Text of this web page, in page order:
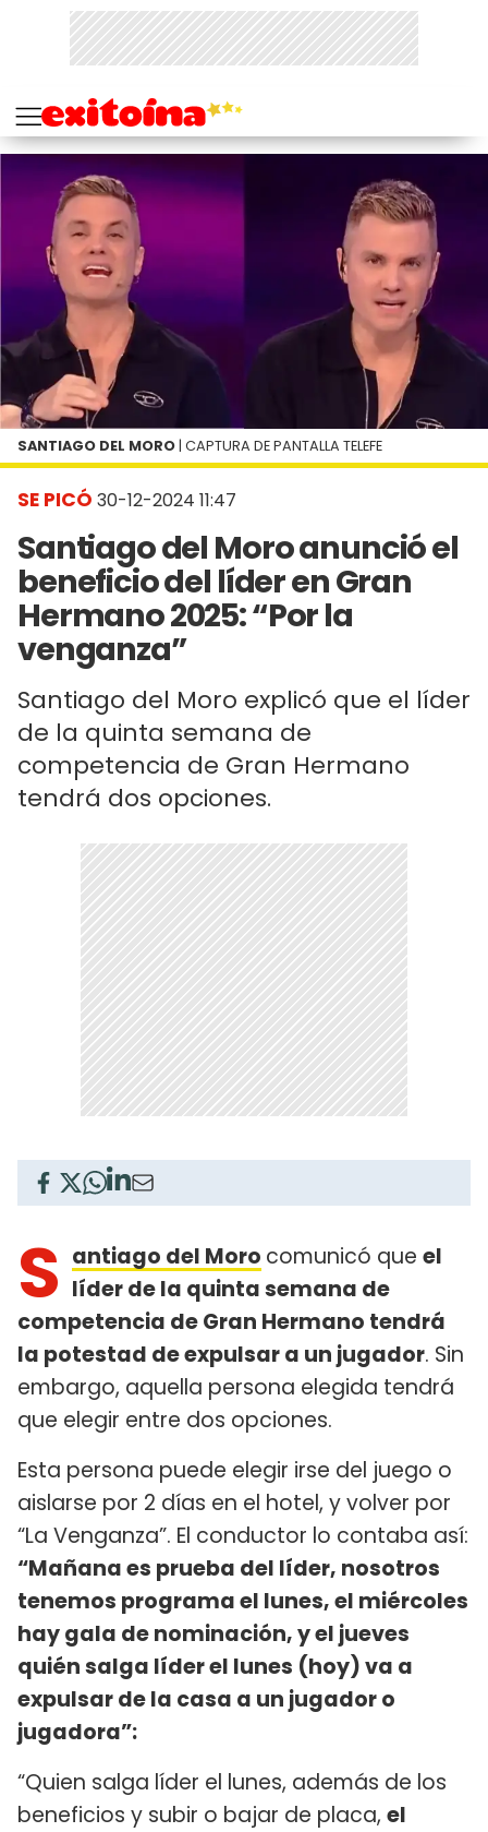
SE PICÓ 30-12-2024 11:47
Santiago del Moro anunció el
beneficio del líder en Gran
Hermano 2025: “Por la
venganza”
Santiago del Moro explicó que el líder
de la quinta semana de
competencia de Gran Hermano
tendrá dos opciones.
SANTIAGO DEL MORO | CAPTURA DE PANTALLA TELEFE
S antiago del Moro comunicó que el
líder de la quinta semana de
competencia de Gran Hermano tendrá
la potestad de expulsar a un jugador. Sin
embargo, aquella persona elegida tendrá
que elegir entre dos opciones.
Esta persona puede elegir irse del juego o
aislarse por 2 días en el hotel, y volver por
“La Venganza”. El conductor lo contaba así:
“Mañana es prueba del líder, nosotros
tenemos programa el lunes, el miércoles
hay gala de nominación, y el jueves
quién salga líder el lunes (hoy) va a
expulsar de la casa a un jugador o
jugadora”:
“Quien salga líder el lunes, además de los
beneficios y subir o bajar de placa, el